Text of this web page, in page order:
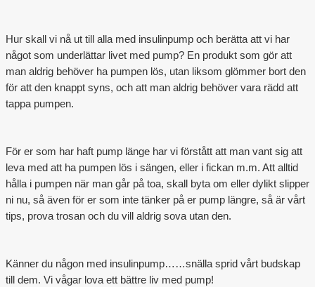
Om AnnaPS
Erbjudanden
Hur skall vi nå ut till alla med insulinpump och berätta att vi har
något som underlättar livet med pump? En produkt som gör att
man aldrig behöver ha pumpen lös, utan liksom glömmer bort den
för att den knappt syns, och att man aldrig behöver vara rädd att
tappa pumpen.
För er som har haft pump länge har vi förstått att man vant sig att
leva med att ha pumpen lös i sängen, eller i fickan m.m. Att alltid
hålla i pumpen när man går på toa, skall byta om eller dylikt slipper
ni nu, så även för er som inte tänker på er pump längre, så är vårt
tips, prova trosan och du vill aldrig sova utan den.
Känner du någon med insulinpump……snälla sprid vårt budskap
till dem. Vi vågar lova ett bättre liv med pump!